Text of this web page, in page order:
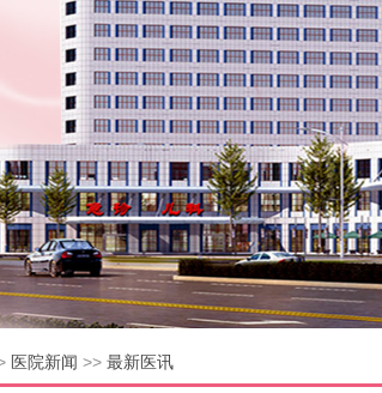
医院新闻 >> 最新医讯